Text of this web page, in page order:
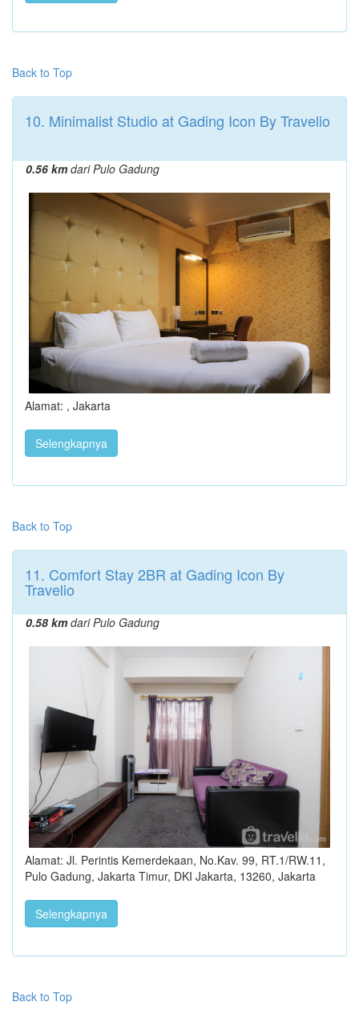
Back to Top
10. Minimalist Studio at Gading Icon By Travelio
0.56 kmdari Pulo Gadung
Alamat: , Jakarta
Selengkapnya
Back to Top
11. Comfort Stay 2BR at Gading Icon By
Travelio
0.58 kmdari Pulo Gadung
Alamat: Jl. Perintis Kemerdekaan, No.Kav. 99, RT.1/RW.11,
Pulo Gadung, Jakarta Timur, DKI Jakarta, 13260, Jakarta
Selengkapnya
Back to Top